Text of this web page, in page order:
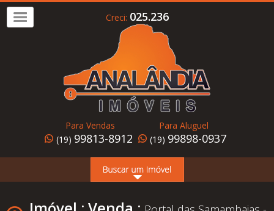
Alugar
Home
Creci: 025.236
Para Vendas
(19) 99813-8912
Para Aluguel
(19) 99898-0937